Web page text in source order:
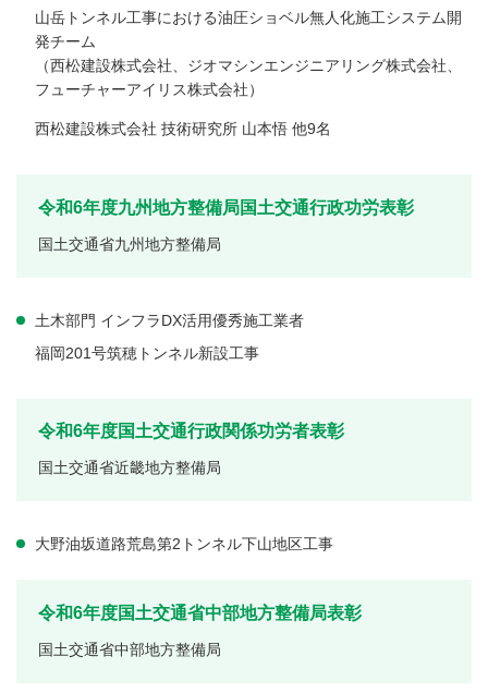
山岳トンネル工事における油圧ショベル無人化施工システム開
発チーム
（西松建設株式会社、ジオマシンエンジニアリング株式会社、
フューチャーアイリス株式会社）
西松建設株式会社 技術研究所 山本悟 他9名
令和6年度九州地方整備局国土交通行政功労表彰
国土交通省九州地方整備局
土木部門 インフラDX活用優秀施工業者
福岡201号筑穂トンネル新設工事
令和6年度国土交通行政関係功労者表彰
国土交通省近畿地方整備局
大野油坂道路荒島第2トンネル下山地区工事
令和6年度国土交通省中部地方整備局表彰
国土交通省中部地方整備局